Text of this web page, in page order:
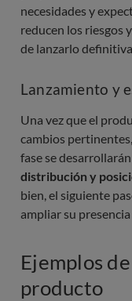
necesidades y
reducen los riesgos
de lanzarlo
Lanzamiento y
Una vez que el
cambios
fase se
distribución y
bien, el siguiente
ampliar su
Ejemplos
producto